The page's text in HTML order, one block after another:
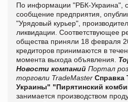
По информации "РБК-Украина",
сообщение предприятия,
"Урядовый курьер",
ликвидации. Соответствующее
общества приняли 18 февраля
кредиторов принимаются в
момента выхода объявления.
Новости компаний Портал
торговли TradeMaster Справка
Украины" "Пирятинский
занимается производством